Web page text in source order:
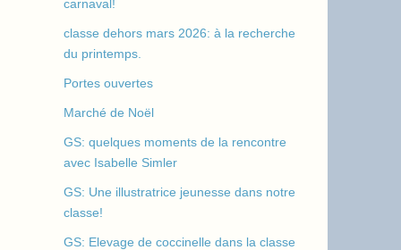
carnaval!
classe dehors mars 2026: à la recherche
du printemps.
Portes ouvertes
Marché de Noël
GS: quelques moments de la rencontre
avec Isabelle Simler
GS: Une illustratrice jeunesse dans notre
classe!
GS: Elevage de coccinelle dans la classe